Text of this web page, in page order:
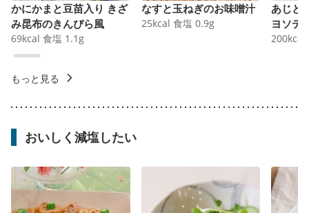
かにかまと豆苗入り きざ
み昆布のきんぴら風
69kcal 食塩 1.1 g
なすと玉ねぎのお味噌汁
25kcal 食塩 0.9g
あじと
ヨソテ
200kcal
もっと見る
おいしく減塩したい